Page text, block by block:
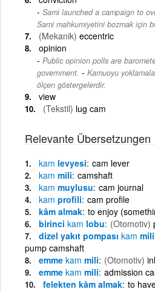
Sami launched a campaign to
Sami mahkumiyetini bozmak için
(Mekanik) eccentric
opinion
Public opinion polls are
government. - Kamuoyu
ölçen göstergelerdir.
view
(Tekstil) lug cam
Relevante Übersetzungen
kam levyesi cam lever
kam mili camshaft
kam muylusu cam journal
kam profili cam profile
kâm almak to enjoy
birinci kam lobu (Otomotiv)
dizel yakıt pompası kam mili
pump camshaft
emme kam mili (Otomotiv)
emme kam mili admission
felekten kâm almak to